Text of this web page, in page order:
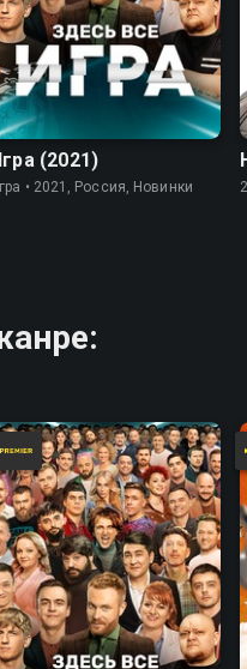
7.8
(2021)
• 2021, Россия, Новинки